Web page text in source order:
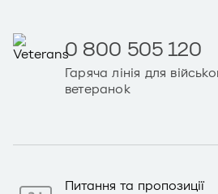
0 800 505 120
Гаряча лінія для
ветеранок
Питання та пропозиції